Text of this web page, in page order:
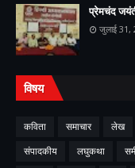
प्रेमचंद
जुलाई 31,
विषय
कविता समाचार लेख
संपादकीय
लघुकथा